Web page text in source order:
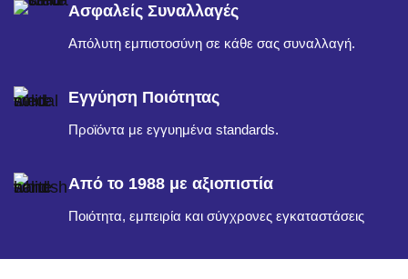
Ασφαλείς Συναλλαγές
Απόλυτη εμπιστοσύνη σε κάθε σας συναλλαγή.
Εγγύηση Ποιότητας
Προϊόντα με εγγυημένα standards.
Από το 1988 με αξιοπιστία
Ποιότητα, εμπειρία και σύγχρονες εγκαταστάσεις